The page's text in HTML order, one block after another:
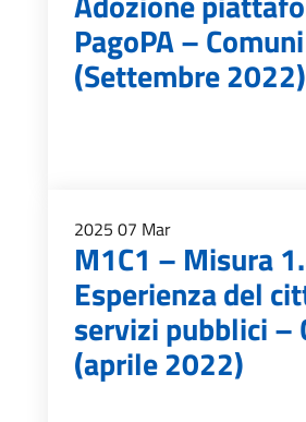
PagoPA – Comuni
(Settembre 2022)
2025 07 Mar
M1C1 – Misura
Esperienza del
servizi pubblici –
(aprile 2022)